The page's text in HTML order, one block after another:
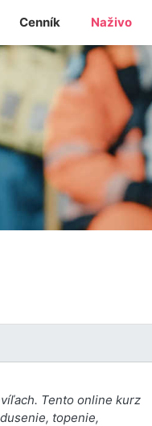
Cenník Naživo
Tento online kurz
topenie,